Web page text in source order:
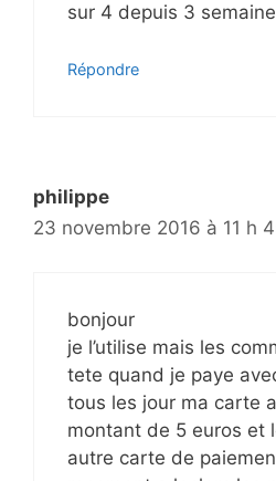
sur 4 depuis 3
Répondre
philippe
23 novembre 2016 à 11 h
bonjour
je l’utilise mais les
tete quand je paye
tous les jour ma carte
montant de 5 euros et
autre carte de